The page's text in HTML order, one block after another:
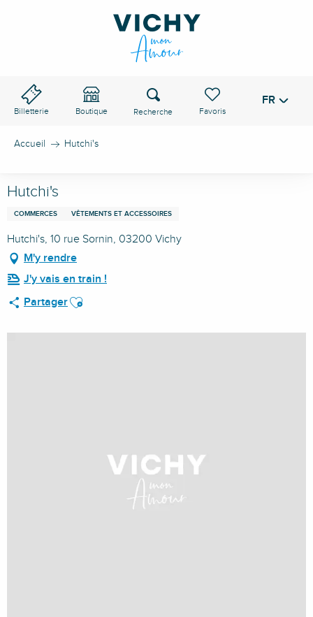
Billetterie Boutique
Voir les favoris
Recherche FR
Accueil Hutchi's
Hutchi's
COMMERCES VÊTEMENTS ET ACCESSOIRES
Hutchi's, 10 rue Sornin, 03200 Vichy
M'y rendre
J'y vais en train !
PartagerAjouter aux favoris